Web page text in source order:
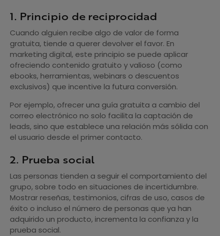
1. Principio de reciprocidad
Cuando alguien recibe algo de valor de forma
gratuita, tiende a querer devolver el favor. En
marketing digital, este principio se puede aplicar
ofreciendo contenido gratuito y valioso (como
ebooks, herramientas, webinars o descuentos
exclusivos) que incentive la futura conversión.
Por ejemplo, ofrecer una guía gratuita a cambio del
correo electrónico no solo facilita la captación de
leads, sino que establece una relación más sólida con
el usuario desde el primer contacto.
2. Prueba social
Las personas tienden a seguir el comportamiento del
grupo, sobre todo en situaciones de incertidumbre.
Mostrar reseñas, testimonios, cifras de uso, casos de
éxito o incluso el número de personas que ya han
adquirido un producto, incrementa la confianza y la
prueba social.